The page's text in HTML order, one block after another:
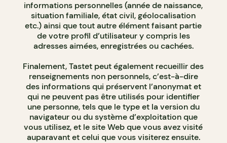
informations personnelles (année de naissance,
situation familiale, état civil, géolocalisation
etc.) ainsi que tout autre élément faisant partie
de votre profil d’utilisateur y compris les
adresses aimées, enregistrées ou cachées.
Finalement, Tastet peut également recueillir des
renseignements non personnels, c’est-à-dire
des informations qui préservent l’anonymat et
qui ne peuvent pas être utilisés pour identifier
une personne, tels que le type et la version du
navigateur ou du système d’exploitation que
vous utilisez, et le site Web que vous avez visité
auparavant et celui que vous visiterez ensuite.